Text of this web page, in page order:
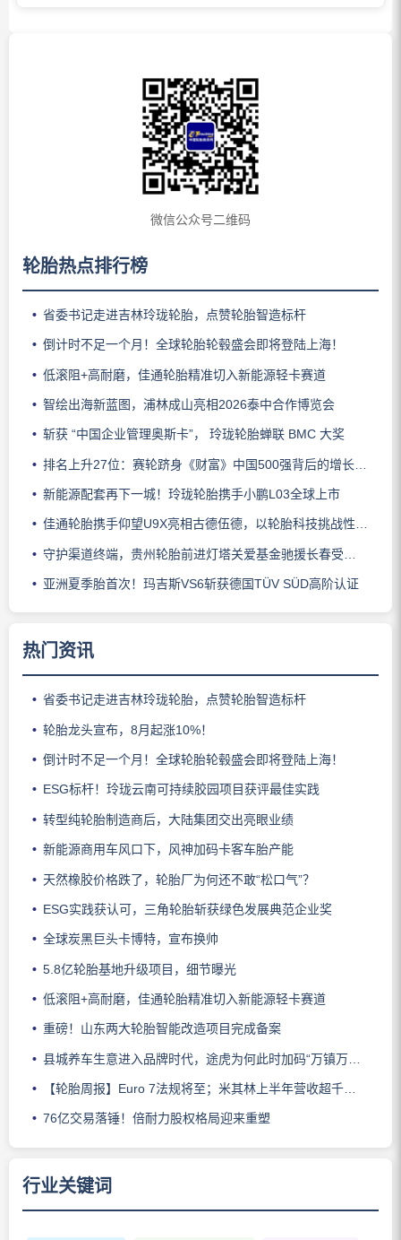
微信公众号二维码
轮胎热点排行榜
省委书记走进吉林玲珑轮胎，点赞轮胎智造标杆
倒计时不足一个月！全球轮胎轮毂盛会即将登陆上海！
低滚阻+高耐磨，佳通轮胎精准切入新能源轻卡赛道
智绘出海新蓝图，浦林成山亮相2026泰中合作博览会
斩获 “中国企业管理奥斯卡”， 玲珑轮胎蝉联 BMC 大奖
排名上升27位：赛轮跻身《财富》中国500强背后的增长逻辑
新能源配套再下一城！玲珑轮胎携手小鹏L03全球上市
佳通轮胎携手仰望U9X亮相古德伍德，以轮胎科技挑战性能边界
守护渠道终端，贵州轮胎前进灯塔关爱基金驰援长春受灾门店
亚洲夏季胎首次！玛吉斯VS6斩获德国TÜV SÜD高阶认证
热门资讯
省委书记走进吉林玲珑轮胎，点赞轮胎智造标杆
轮胎龙头宣布，8月起涨10%！
倒计时不足一个月！全球轮胎轮毂盛会即将登陆上海！
ESG标杆！玲珑云南可持续胶园项目获评最佳实践
转型纯轮胎制造商后，大陆集团交出亮眼业绩
新能源商用车风口下，风神加码卡客车胎产能
天然橡胶价格跌了，轮胎厂为何还不敢“松口气”？
ESG实践获认可，三角轮胎斩获绿色发展典范企业奖
全球炭黑巨头卡博特，宣布换帅
5.8亿轮胎基地升级项目，细节曝光
低滚阻+高耐磨，佳通轮胎精准切入新能源轻卡赛道
重磅！山东两大轮胎智能改造项目完成备案
县城养车生意进入品牌时代，途虎为何此时加码“万镇万店”？
【轮胎周报】Euro 7法规将至；米其林上半年营收超千亿；倍耐力上半年盈利稳增；龙星炭黑斩获欧洲近万吨订单
76亿交易落锤！倍耐力股权格局迎来重塑
行业关键词